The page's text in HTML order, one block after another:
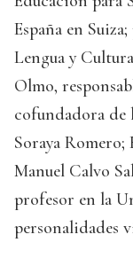
España en
Lengua y
Olmo,
cofundadora de
Soraya
Manuel Calvo
profesor en la
personalidades